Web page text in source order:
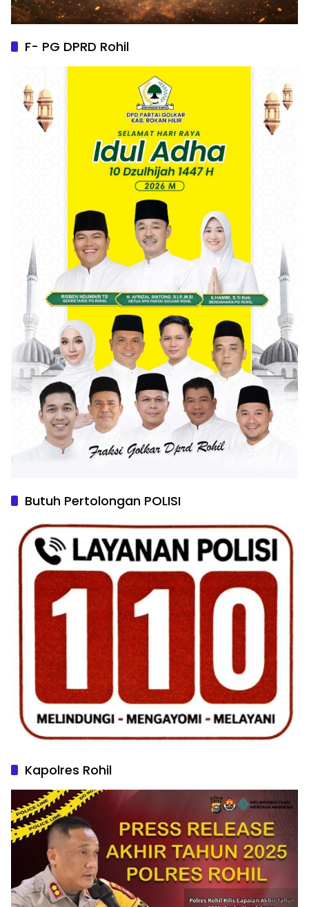
F- PG DPRD Rohil
Butuh Pertolongan POLISI
Kapolres Rohil